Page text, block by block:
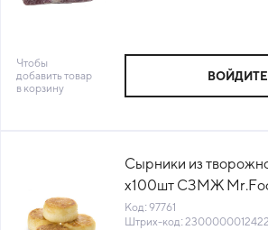
Чтобы
добавить товар
в корзину
ВОЙДИТЕ
Сырники из
х100шт СЗМЖ
Россия (022807) (КОД
Код: 97761
Штрих-код: 2300000012422